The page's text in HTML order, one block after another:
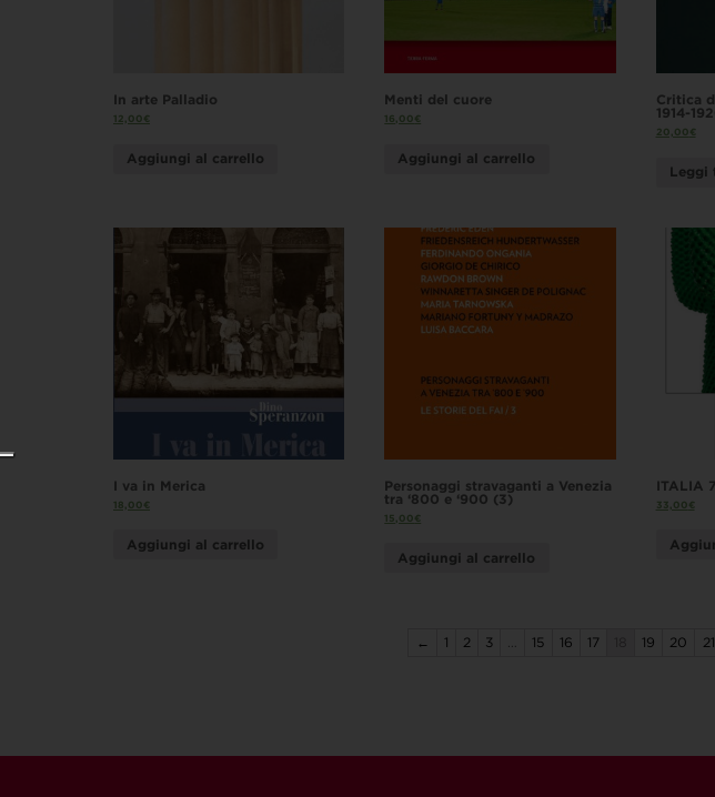
In arte Palladio
12,00€
Aggiungi al carrello
Menti del cuore
16,00€
Aggiungi al carrello
Critica
1914-
20,00€
Leggi
I va in Merica
18,00€
Aggiungi al carrello
Personaggi stravaganti a Venezia
tra ‘800 e ‘900 (3)
15,00€
Aggiungi al carrello
ITALIA
33,00€
← 1 2 3 … 15 16 17 19 20 21